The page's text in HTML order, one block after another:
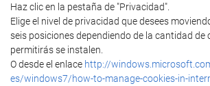
Haz clic en la pestaña de "Privacidad".
Elige el nivel de privacidad que desees
seis posiciones dependiendo de la cantidad de
permitirás se instalen.
O desde el enlace http://
es/windows7/how-to-manage-cookies-in-